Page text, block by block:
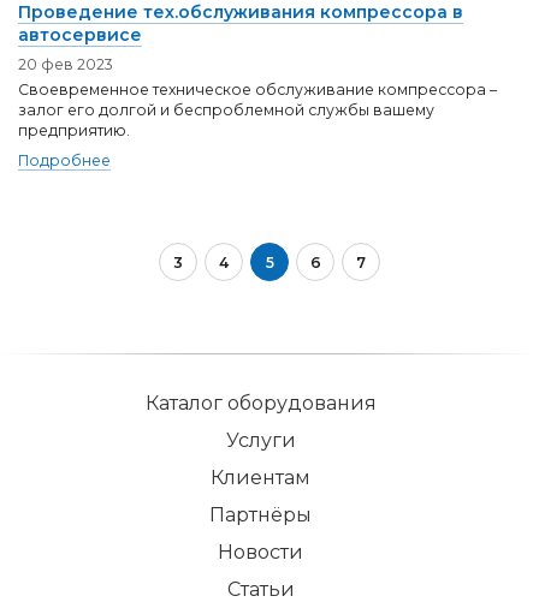
Проведение тех.обслуживания компрессора в
автосервисе
20 фев 2023
Своевременное техническое обслуживание компрессора –
залог его долгой и беспроблемной службы вашему
предприятию.
Подробнее
3 4 5 6 7
Каталог оборудования
Услуги
Клиентам
Партнёры
Новости
Статьи